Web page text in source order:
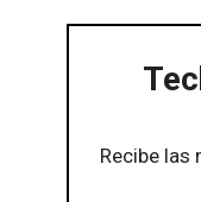
Recibe las